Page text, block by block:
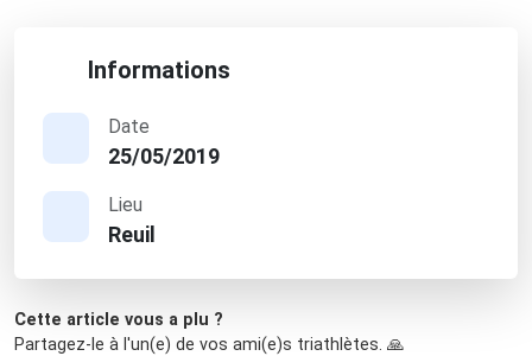
Informations
Date
25/05/2019
Lieu
Reuil
Cette article vous a plu ?
Partagez-le à l'un(e) de vos ami(e)s triathlètes. 🙏